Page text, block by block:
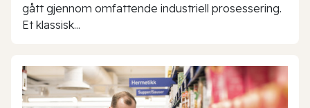
gått gjennom omfattende industriell prosessering.
Et klassisk...